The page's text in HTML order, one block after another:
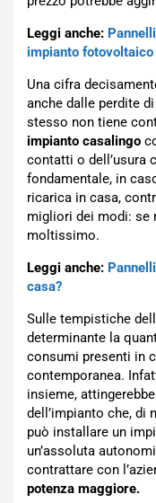
Leggi anche:
impianto fotovoltaico
Una cifra
anche dalle perdite
stesso non tiene
impianto casalingo
contatti o dell’usura
fondamentale, in
ricarica in casa,
migliori dei modi: se
moltissimo.
Leggi anche:
casa?
Sulle tempistiche
determinante la
consumi presenti in
contemporanea.
insieme,
dell’impianto che, di
può installare un
un’assoluta
contrattare con
potenza maggiore.